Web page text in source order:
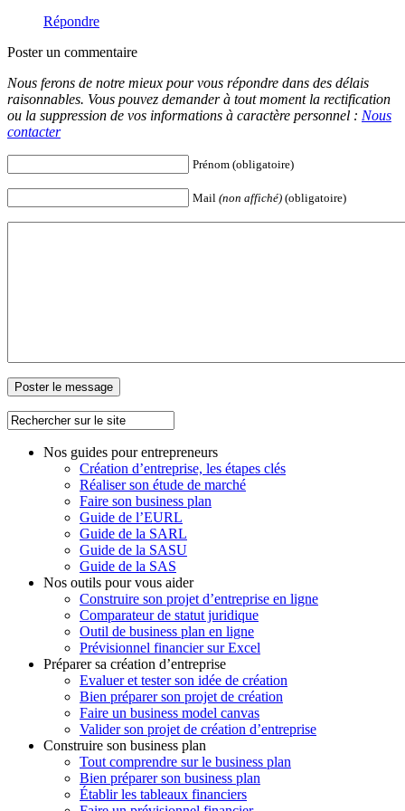
Répondre
Poster un commentaire
Nous ferons de notre mieux pour vous répondre dans des délais
raisonnables. Vous pouvez demander à tout moment la rectification
ou la suppression de vos informations à caractère personnel : Nous
contacter
Prénom (obligatoire)
Mail (non affiché) (obligatoire)
Nos guides pour entrepreneurs
Création d’entreprise, les étapes clés
Réaliser son étude de marché
Faire son business plan
Guide de l’EURL
Guide de la SARL
Guide de la SASU
Guide de la SAS
Nos outils pour vous aider
Construire son projet d’entreprise en ligne
Comparateur de statut juridique
Outil de business plan en ligne
Prévisionnel financier sur Excel
Préparer sa création d’entreprise
Evaluer et tester son idée de création
Bien préparer son projet de création
Faire un business model canvas
Valider son projet de création d’entreprise
Construire son business plan
Tout comprendre sur le business plan
Bien préparer son business plan
Établir les tableaux financiers